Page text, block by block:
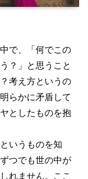
で、「何でこの
？」と思うこと
考え方というの
らかに矛盾して
としたものを抱
いうものを知
つでも世の中が
れません。ここ